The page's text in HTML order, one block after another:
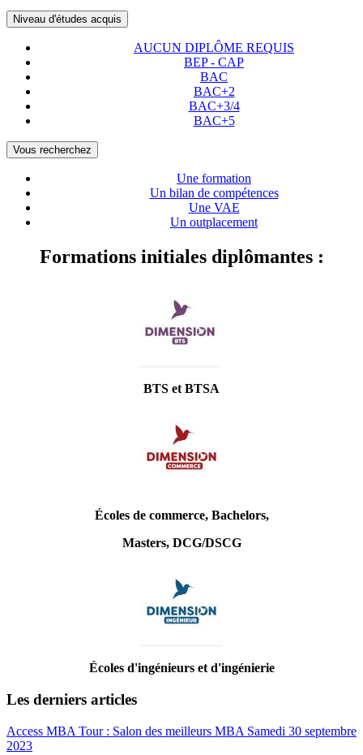
Niveau d'études acquis
AUCUN DIPLÔME REQUIS
BEP - CAP
BAC
BAC+2
BAC+3/4
BAC+5
Vous recherchez
Une formation
Un bilan de compétences
Une VAE
Un outplacement
Formations initiales diplômantes :
BTS et BTSA
Écoles de commerce, Bachelors,
Masters, DCG/DSCG
Écoles d'ingénieurs et d'ingénierie
Les derniers articles
Access MBA Tour : Salon des meilleurs MBA Samedi 30 septembre
2023